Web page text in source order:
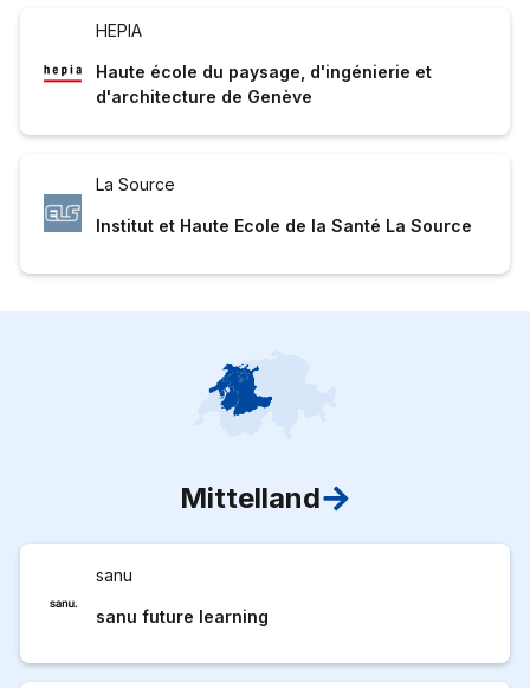
HEPIA
Haute école du paysage, d'ingénierie et
d'architecture de Genève
La Source
Institut et Haute Ecole de la Santé La Source
Mittelland
sanu
sanu future learning